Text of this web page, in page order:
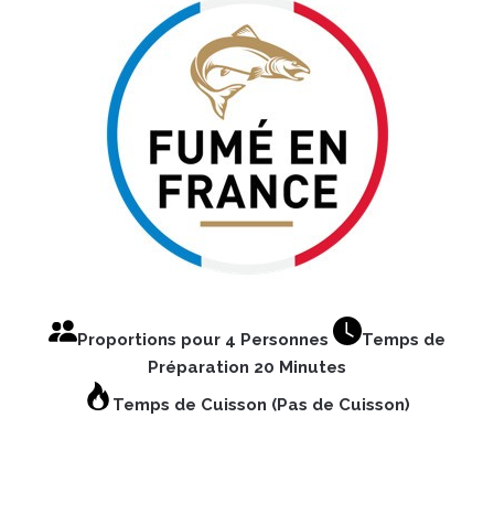
Proportions pour 4 Personnes
Temps de
Préparation 20 Minutes
Temps de Cuisson (Pas de Cuisson)